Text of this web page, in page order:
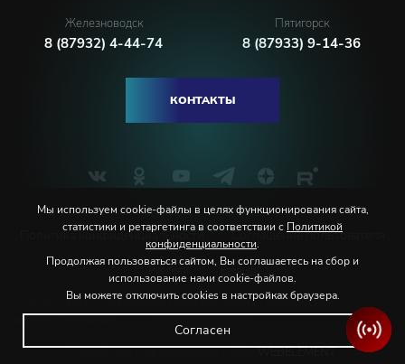
Железноводск
8 (87932) 4-44-74
Пятигорск
8 (87933) 9-14-36
КОНТАКТЫ
Политика конфиденциальности Соглашение пользователя
© 2026 Северо-Кавказская государственная филармония
им. В.И. Сафонова
Русский English
Разработка и продвижение сайта:WEBELEMENT
Мы используем cookie-файлы в целях функционирования сайта,
статистики и ретаргетинга в соответствии с Политикой
конфиденциальности.
Продолжая пользоваться сайтом, Вы соглашаетесь на сбор и
использование нами cookie-файлов.
Вы можете отключить cookies в настройках браузера.
Согласен